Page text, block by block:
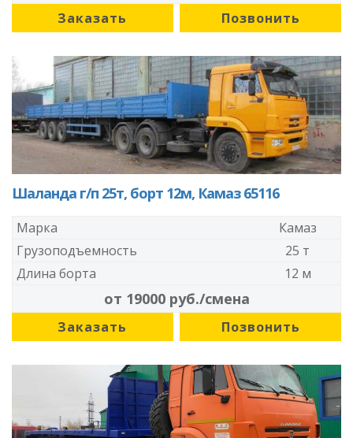
Заказать Позвонить
Шаланда г/п 25т, борт 12м, Камаз 65116
Марка
Камаз
Грузоподъемность
25 т
Длина борта
12 м
от 19000 руб./смена
Заказать Позвонить